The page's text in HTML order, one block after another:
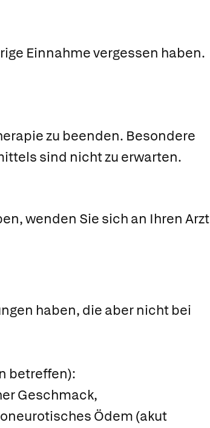
Einnahme vergessen haben.
zu beenden. Besondere
sind nicht zu erwarten.
wenden Sie sich an Ihren Arzt
haben, die aber nicht bei
betreffen):
Geschmack,
Ödem (akut